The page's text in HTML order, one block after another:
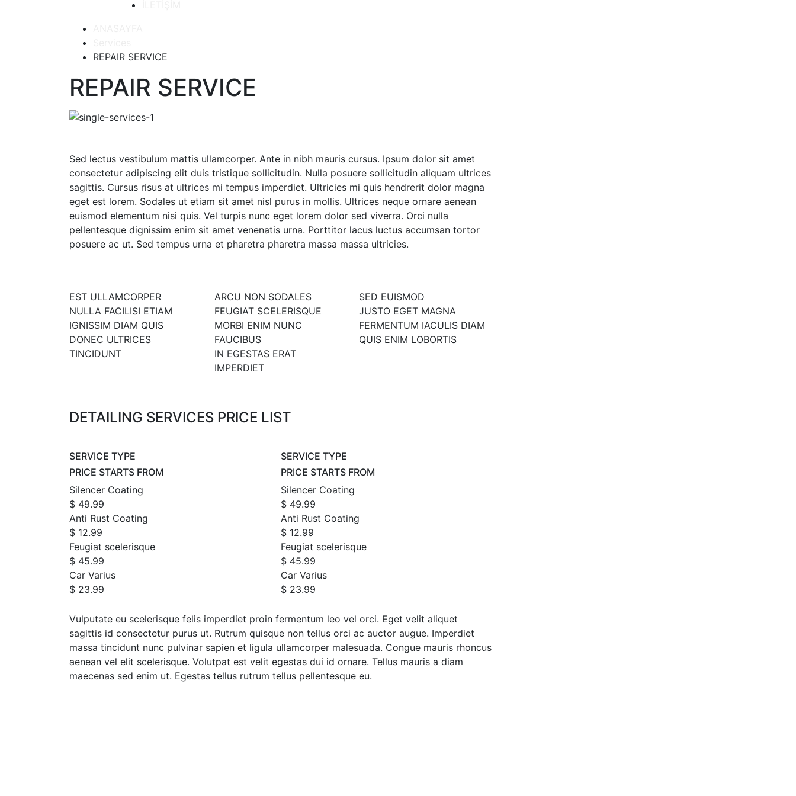
REPAIR SERVICE
REPAIR SERVICE
Sed lectus vestibulum mattis ullamcorper. Ante in nibh mauris cursus. Ipsum dolor sit amet
consectetur adipiscing elit duis tristique sollicitudin. Nulla posuere sollicitudin aliquam ultrices
sagittis. Cursus risus at ultrices mi tempus imperdiet. Ultricies mi quis hendrerit dolor magna
eget est lorem. Sodales ut etiam sit amet nisl purus in mollis. Ultrices neque ornare aenean
euismod elementum nisi quis. Vel turpis nunc eget lorem dolor sed viverra. Orci nulla
pellentesque dignissim enim sit amet venenatis urna. Porttitor lacus luctus accumsan tortor
posuere ac ut. Sed tempus urna et pharetra pharetra massa massa ultricies.
EST ULLAMCORPER
NULLA FACILISI ETIAM
IGNISSIM DIAM QUIS
DONEC ULTRICES
TINCIDUNT
ARCU NON SODALES
FEUGIAT SCELERISQUE
MORBI ENIM NUNC
FAUCIBUS
IN EGESTAS ERAT
IMPERDIET
SED EUISMOD
JUSTO EGET MAGNA
FERMENTUM IACULIS DIAM
QUIS ENIM LOBORTIS
DETAILING SERVICES PRICE LIST
SERVICE TYPE
PRICE STARTS FROM
Silencer Coating
$ 49.99
Anti Rust Coating
$ 12.99
Feugiat scelerisque
$ 45.99
Car Varius
$ 23.99
SERVICE TYPE
PRICE STARTS FROM
Silencer Coating
$ 49.99
Anti Rust Coating
$ 12.99
Feugiat scelerisque
$ 45.99
Car Varius
$ 23.99
Vulputate eu scelerisque felis imperdiet proin fermentum leo vel orci. Eget velit aliquet
sagittis id consectetur purus ut. Rutrum quisque non tellus orci ac auctor augue. Imperdiet
massa tincidunt nunc pulvinar sapien et ligula ullamcorper malesuada. Congue mauris rhoncus
aenean vel elit scelerisque. Volutpat est velit egestas dui id ornare. Tellus mauris a diam
maecenas sed enim ut. Egestas tellus rutrum tellus pellentesque eu.